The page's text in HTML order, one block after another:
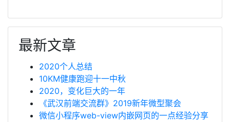
最新文章
2020个人总结
10KM健康跑迎十一中秋
2020，变化巨大的一年
《武汉前端交流群》2019新年微型聚会
微信小程序web-view内嵌网页的一点经验分享